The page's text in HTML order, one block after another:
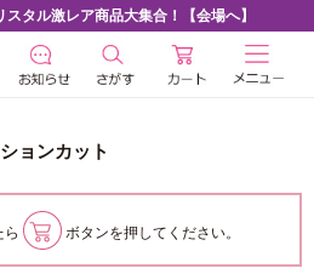
タル激レア商品大集合！【会場へ】
ョンカット
ら ボタンを押してください。